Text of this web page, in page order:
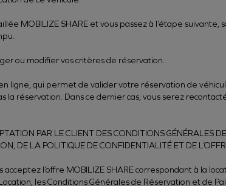
MOBILIZE SHARE et vous passez à l’étape
ou modifier vos critères de réservation.
ligne, qui permet de valider votre réservation de
la réservation. Dans ce dernier cas, vous serez
PAR LE CLIENT DES CONDITIONS GÉNÉRALES
DE LA POLITIQUE DE CONFIDENTIALITÉ ET DE
l’offre MOBILIZE SHARE correspondant à la
les Conditions Générales de Réservation et de